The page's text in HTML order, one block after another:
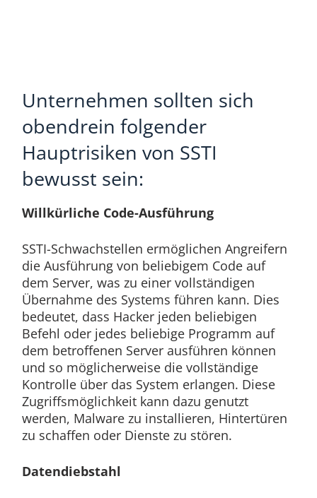
Unternehmen sollten sich
obendrein folgender
Hauptrisiken von SSTI
bewusst sein:
Willkürliche Code-Ausführung
SSTI-Schwachstellen ermöglichen Angreifern
die Ausführung von beliebigem Code auf
dem Server, was zu einer vollständigen
Übernahme des Systems führen kann. Dies
bedeutet, dass Hacker jeden beliebigen
Befehl oder jedes beliebige Programm auf
dem betroffenen Server ausführen können
und so möglicherweise die vollständige
Kontrolle über das System erlangen. Diese
Zugriffsmöglichkeit kann dazu genutzt
werden, Malware zu installieren, Hintertüren
zu schaffen oder Dienste zu stören.
Datendiebstahl